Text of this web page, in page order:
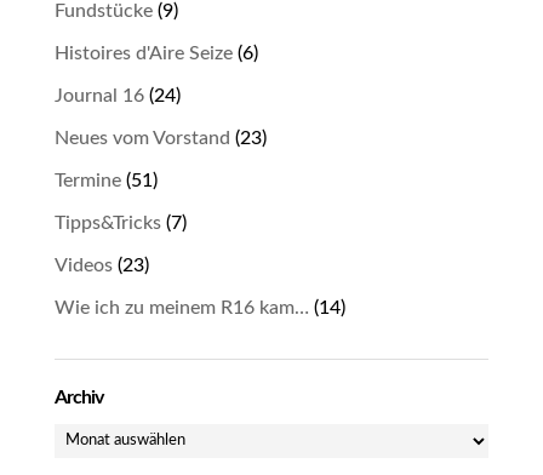
Fundstücke(9)
Histoires d'Aire Seize(6)
Journal 16(24)
Neues vom Vorstand (23)
Termine(51)
Tipps&Tricks(7)
Videos(23)
Wie ich zu meinem R16 kam… (14)
Archiv
Archiv